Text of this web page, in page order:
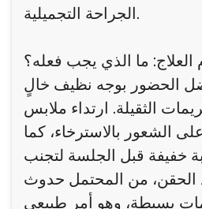
الجراحة التجميلية.
العلاج: ما الذي يجب فعله؟
الحضور بوجه نظيف خالٍ
الثقيلة. ارتداء ملابس
الشعور بالاسترخاء، كما
خفيفة قبل الجلسة لتجنب
الحقن، من المحتمل حدوث
بسيطة، وهو أمر طبيعي